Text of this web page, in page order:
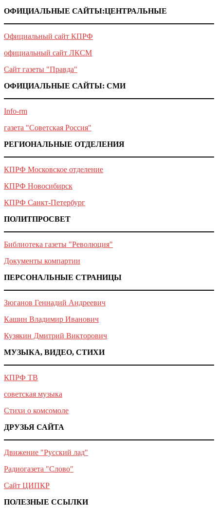
ОФИЦИАЛЬНЫЕ САЙТЫ:ЦЕНТРАЛЬНЫЕ
Официальный сайт КПРФ
официальный сайт ЛКСМ
Сайт газеты "Правда"
ОФИЦИАЛЬНЫЕ САЙТЫ: СМИ
Info-rm
газета "Советская Россия"
РЕГИОНАЛЬНЫЕ ОТДЕЛЕНИЯ
КПРФ Московское отделение
КПРФ Новосибирск
КПРФ Санкт-Петербург
ПОЛИТПРОСВЕТ
Библиотека газеты "Революция"
Документы компартии
ПЕРСОНАЛЬНЫЕ СТРАНИЦЫ
Зюганов Геннадий Андреевич
Кашин Владимир Иванович
Кузякин Дмитрий Викторович
МУЗЫКА, ВИДЕО, СТИХИ
КПРФ ТВ
советская музыка
Стихи о комсомоле
ДРУЗЬЯ САЙТА
Движение "Русский лад"
Радиогазета "Слово"
Сайт ЦИПКР
ПОЛЕЗНЫЕ ССЫЛКИ